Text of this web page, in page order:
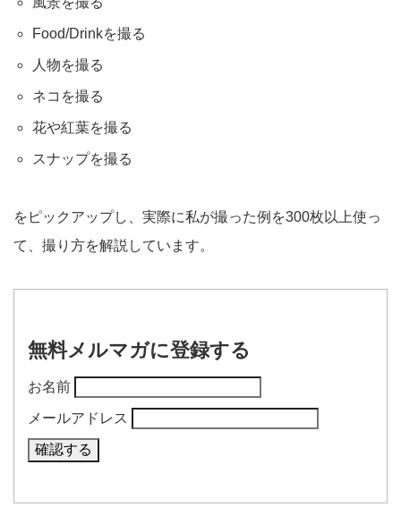
Food/Drinkを撮る
人物を撮る
ネコを撮る
花や紅葉を撮る
スナップを撮る
をピックアップし、実際に私が撮った例を300枚以上使っ
て、撮り方を解説しています。
無料メルマガに登録する
お名前
メールアドレス